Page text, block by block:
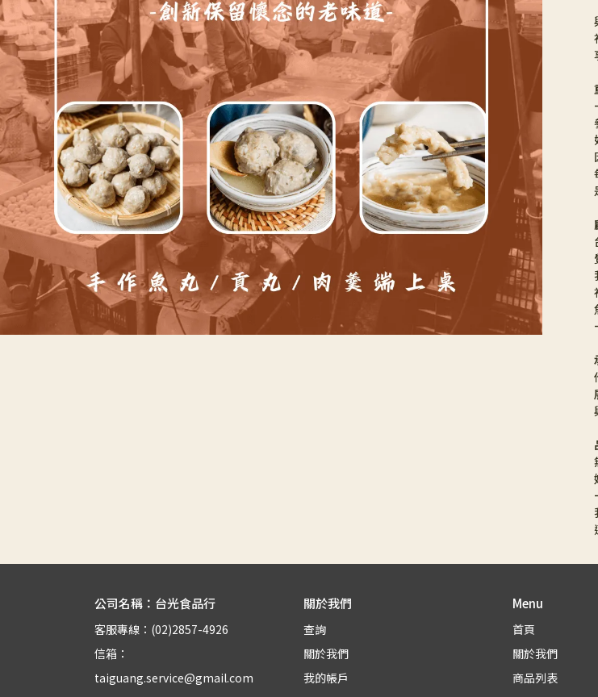
公司名稱：台光食品行
客服專線：(02)2857-4926
信箱：
taiguang.service@gmail.com
關於我們
查詢
關於我們
我的帳戶
Menu
首頁
關於我們
商品列表